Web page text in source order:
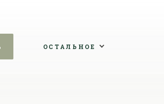
ОСТАЛЬНОЕ